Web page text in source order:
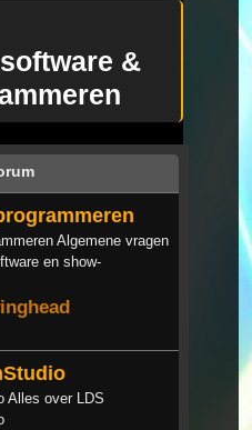
&
Algemene vragen
en show-
Alles over LDS